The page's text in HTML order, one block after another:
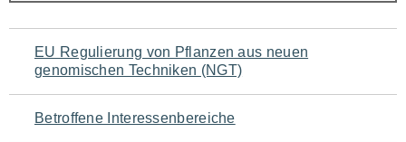
Navigation
für
den
EU Regulierung von Pflanzen aus neuen
genomischen Techniken (NGT)
Betroffene Interessenbereiche